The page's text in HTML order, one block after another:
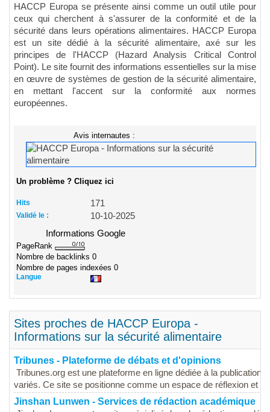
HACCP Europa se présente ainsi comme un outil utile pour
ceux qui cherchent à s'assurer de la conformité et de la
sécurité dans leurs opérations alimentaires. HACCP Europa
est un site dédié à la sécurité alimentaire, axé sur les
principes de l'HACCP (Hazard Analysis Critical Control
Point). Le site fournit des informations essentielles sur la mise
en œuvre de systèmes de gestion de la sécurité alimentaire,
en mettant l'accent sur la conformité aux normes
européennes.
Avis internautes :
Un problème ? Cliquez ici
Hits 171
Validé le :
10-10-2025
Informations Google
PageRank
Nombre de backlinks 0
Nombre de pages indexées 0
Langue
Sites proches de HACCP Europa -
Informations sur la sécurité alimentaire
Tribunes - Plateforme de débats et d'opinions
Tribunes.org est une plateforme en ligne dédiée à la publication
variés. Ce site se positionne comme un espace de réflexion et
Jinshan Lunwen - Services de rédaction académique